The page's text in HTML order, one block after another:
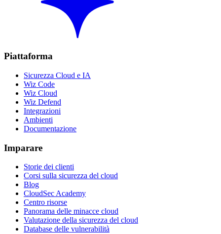
Piattaforma
Sicurezza Cloud e IA
Wiz Code
Wiz Cloud
Wiz Defend
Integrazioni
Ambienti
Documentazione
Imparare
Storie dei clienti
Corsi sulla sicurezza del cloud
Blog
CloudSec Academy
Centro risorse
Panorama delle minacce cloud
Valutazione della sicurezza del cloud
Database delle vulnerabilità